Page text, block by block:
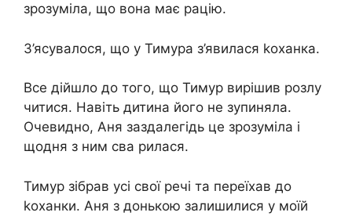
зрозуміла, що вона має рацію.
З’ясувалося, що у Тимура з’явилася kоханка.
Все дійшло до того, що Тимур вирішив розлу
читися. Навіть дитина його не зупиняла.
Очевидно, Аня заздалегідь це зрозуміла і
щодня з ним сва рилася.
Тимур зібрав усі свої речі та переїхав до
kоханки. Аня з донькою залишилися у моїй